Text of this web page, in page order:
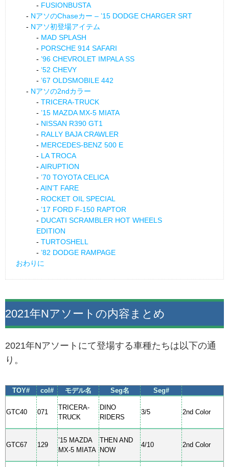
FUSIONBUSTA
NアソのChaseカー – ’15 DODGE CHARGER SRT
Nアソ初登場アイテム
MAD SPLASH
PORSCHE 914 SAFARI
’96 CHEVROLET IMPALA SS
‘52 CHEVY
’67 OLDSMOBILE 442
Nアソの2ndカラー
TRICERA-TRUCK
’15 MAZDA MX-5 MIATA
NISSAN R390 GT1
RALLY BAJA CRAWLER
MERCEDES-BENZ 500 E
LA TROCA
AIRUPTION
’70 TOYOTA CELICA
AIN’T FARE
ROCKET OIL SPECIAL
’17 FORD F-150 RAPTOR
DUCATI SCRAMBLER HOT WHEELS
EDITION
TURTOSHELL
’82 DODGE RAMPAGE
おわりに
2021年Nアソートの内容まとめ
2021年Nアソートにて登場する車種たちは以下の通
り。
TOY# col# モデル名 Seg名 Seg#
GTC40 071
TRICERA-
TRUCK
DINO
RIDERS
3/5 2nd Color
GTC67 129
’15 MAZDA
MX-5 MIATA
THEN AND
NOW
4/10 2nd Color